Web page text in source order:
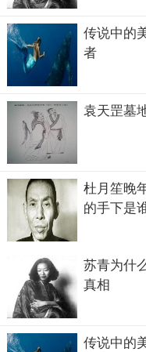
传说中的
者
袁天罡墓
杜月笙晚
的手下是
苏青为什
真相
传说中的